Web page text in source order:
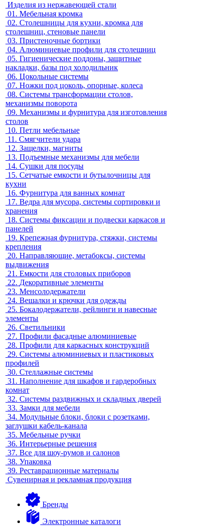
Изделия из нержавеющей стали
01. Мебельная кромка
02. Столешницы для кухни, кромка для
столешниц, стеновые панели
03. Пристеночные бортики
04. Алюминиевые профили для столешниц
05. Гигиенические поддоны, защитные
накладки, базы под холодильник
06. Цокольные системы
07. Ножки под цоколь, опорные, колеса
08. Системы трансформации столов,
механизмы поворота
09. Механизмы и фурнитура для изготовления
столов
10. Петли мебельные
11. Смягчители удара
12. Защелки, магниты
13. Подъемные механизмы для мебели
14. Сушки для посуды
15. Сетчатые емкости и бутылочницы для
кухни
16. Фурнитура для ванных комнат
17. Ведра для мусора, системы сортировки и
хранения
18. Системы фиксации и подвески каркасов и
панелей
19. Крепежная фурнитура, стяжки, системы
крепления
20. Направляющие, метабоксы, системы
выдвижения
21. Емкости для столовых приборов
22. Декоративные элементы
23. Менсолодержатели
24. Вешалки и крючки для одежды
25. Бокалодержатели, рейлинги и навесные
элементы
26. Светильники
27. Профили фасадные алюминиевые
28. Профили для каркасных конструкций
29. Системы алюминиевых и пластиковых
профилей
30. Стеллажные системы
31. Наполнение для шкафов и гардеробных
комнат
32. Системы раздвижных и складных дверей
33. Замки для мебели
34. Модульные блоки, блоки с розетками,
заглушки кабель-канала
35. Мебельные ручки
36. Интерьерные решения
37. Все для шоу-румов и салонов
38. Упаковка
39. Реставрационные материалы
Сувенирная и рекламная продукция
Бренды
Электронные каталоги